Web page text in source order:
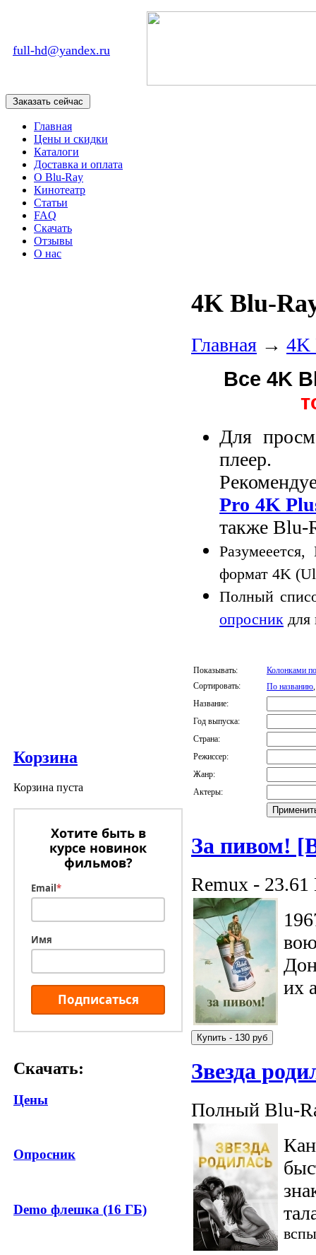
full-hd@yandex.ru
Главная
Цены и скидки
Каталоги
Доставка и оплата
О Blu-Ray
Кинотеатр
Статьи
FAQ
Скачать
Отзывы
О нас
Корзина
Корзина пуста
Хотите быть в
курсе новинок
фильмов?
Email*
Имя
Подписаться
Скачать:
Цены
Опросник
Demo флешка (16 ГБ)
4K Blu-
Главная → 4K
Все 4K
Для
плеер.
Pro 4K
также Blu-
формат 4K
Полный
опросник для
Показывать:
Колонками
Сортировать:
По названию
Название:
Год выпуска:
Страна:
Режиссер:
Жанр:
Актеры:
За пивом!
Remux - 23.61
их
Звезда
Полный Blu-